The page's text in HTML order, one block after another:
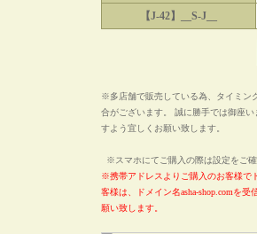
【J-42】__S-J__
※多店舗で販売している為、タイミン
合がございます。 誠に勝手では御座
すよう宜しくお願い致します。
※スマホにてご購入の際は設定をご
※携帯アドレスよりご購入のお客様で
客様は、ドメイン名asha-shop.comを
願い致します。